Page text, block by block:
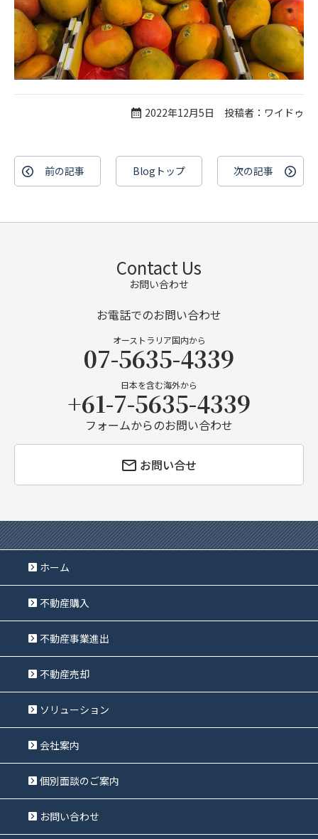
2022年12月5日 投稿者：ワイドゥ
前の記事 Blogトップ 次の記事
Contact Us
お問い合わせ
お電話でのお問い合わせ
オーストラリア国内から
07-5635-4339
日本を含む海外から
+61-7-5635-4339
フォームからのお問い合わせ
お問い合せ
ホーム
不動産購入
不動産事業進出
不動産売却
ソリューション
会社案内
個別面談のご案内
お問い合わせ